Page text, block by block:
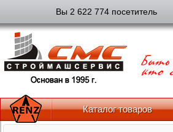
Вы 2 622 774 посетитель
Каталог товаров